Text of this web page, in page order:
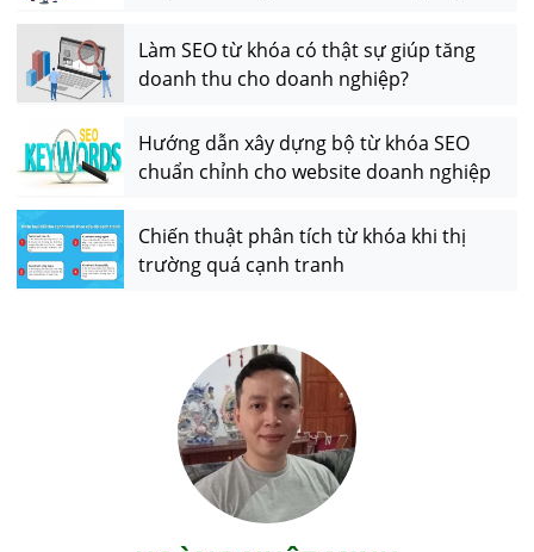
Làm SEO từ khóa có thật sự giúp tăng
doanh thu cho doanh nghiệp?
Hướng dẫn xây dựng bộ từ khóa SEO
chuẩn chỉnh cho website doanh nghiệp
Chiến thuật phân tích từ khóa khi thị
trường quá cạnh tranh